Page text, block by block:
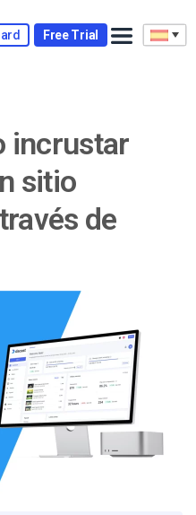
Free Trial
incrustar
sitio
de